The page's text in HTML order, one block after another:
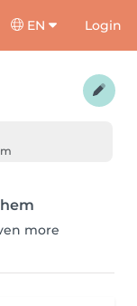
EN Login
more